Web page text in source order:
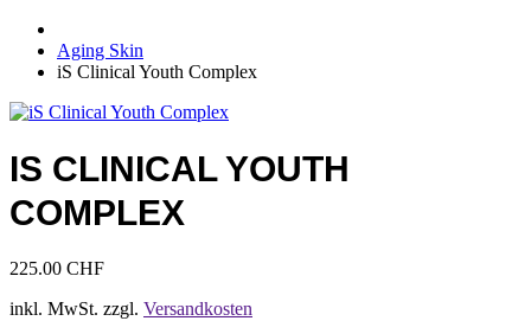
Aging Skin
iS Clinical Youth Complex
IS CLINICAL YOUTH
COMPLEX
225.00 CHF
inkl. MwSt. zzgl. Versandkosten